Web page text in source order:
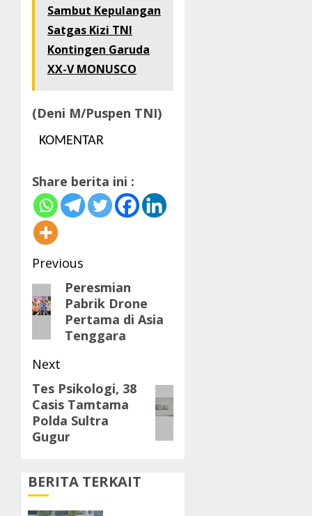
Sambut Kepulangan
Satgas Kizi TNI
Kontingen Garuda
XX-V MONUSCO
(Deni M/Puspen TNI)
KOMENTAR
Share berita ini :
Post
navigation
Previous
Previous
post:
Peresmian
Pabrik Drone
Pertama di Asia
Tenggara
Next
Next
post:
Tes Psikologi, 38
Casis Tamtama
Polda Sultra
Gugur
BERITA TERKAIT